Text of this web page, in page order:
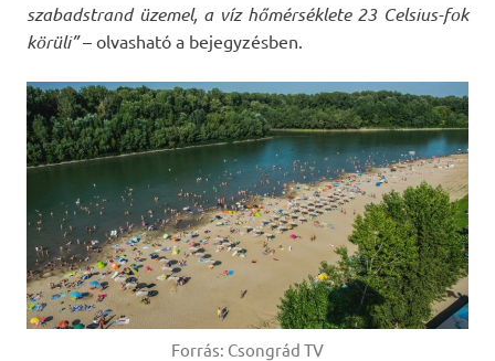
szabadstrand üzemel, a víz hőmérséklete 23 Celsius-fok
körüli”– olvasható a bejegyzésben.
Forrás: Csongrád TV